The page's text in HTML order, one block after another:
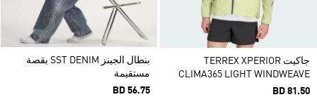
جاكيت TERREX XPERIOR
CLIMA365 LIGHT WINDWEAVE
BD 81.50
بنطال الجينز SST DENIM بقصة
مستقيمة
BD 56.75